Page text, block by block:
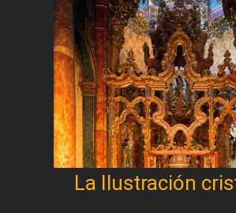
La Ilustración